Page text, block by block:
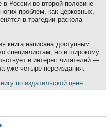
России во второй половине
проблем, как церковных,
в трагедии раскола
книга написана доступным
специалистам, но и широкому
и интерес читателей —
уже четыре переиздания.
по издательской цене